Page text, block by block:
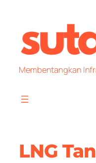
content
Membentangkan
LNG